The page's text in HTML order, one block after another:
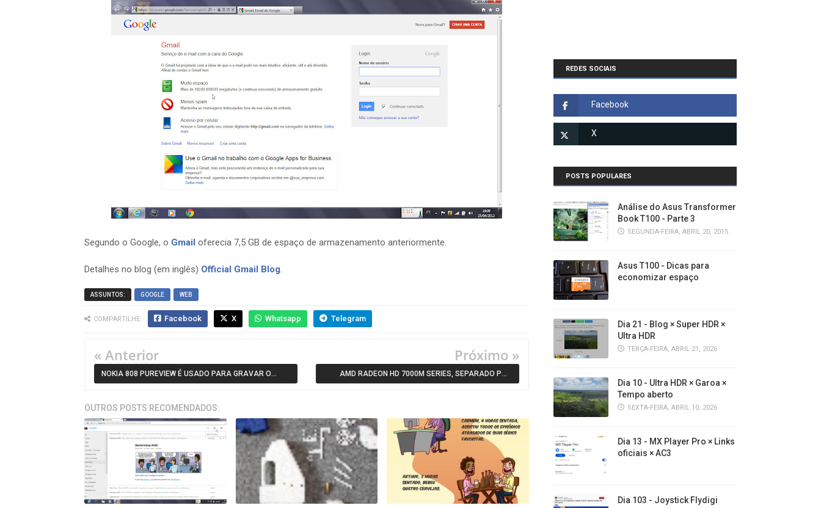
Segundo o Google, o Gmail oferecia 7,5 GB de espaço de armazenamento anteriormente.
Detalhes no blog (em inglês) Official Gmail Blog.
ASSUNTOS: GOOGLE WEB
COMPARTILHE: Facebook X Whatsapp Telegram
« Anterior
NOKIA 808 PUREVIEW É USADO PARA GRAVAR O
Próximo »
AMD RADEON HD 7000M SERIES, SEPARADO POR
OUTROS POSTS RECOMENDADOS:
REDES SOCIAIS
POSTS POPULARES
Análise do Asus Transformer
Book T100 - Parte 3
SEGUNDA-FEIRA, ABRIL 20, 2015
Asus T100 - Dicas para
economizar espaço
Dia 21 - Blog × Super HDR ×
Ultra HDR
TERÇA-FEIRA, ABRIL 21, 2026
Dia 10 - Ultra HDR × Garoa ×
Tempo aberto
SEXTA-FEIRA, ABRIL 10, 2026
Dia 13 - MX Player Pro × Links
oficiais × AC3
Dia 103 - Joystick Flydigi